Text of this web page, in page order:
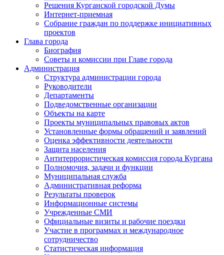
Решения Курганской городской Думы
Интернет-приемная
Собрание граждан по поддержке инициативных
проектов
Глава города
Биография
Советы и комиссии при Главе города
Администрация
Структура администрации города
Руководители
Департаменты
Подведомственные организации
Объекты на карте
Проекты муниципальных правовых актов
Установленные формы обращений и заявлений
Оценка эффективности деятельности
Защита населения
Антитеррористическая комиссия города Кургана
Полномочия, задачи и функции
Муниципальная служба
Административная реформа
Результаты проверок
Информационные системы
Учрежденные СМИ
Официальные визиты и рабочие поездки
Участие в программах и международное
сотрудничество
Статистическая информация